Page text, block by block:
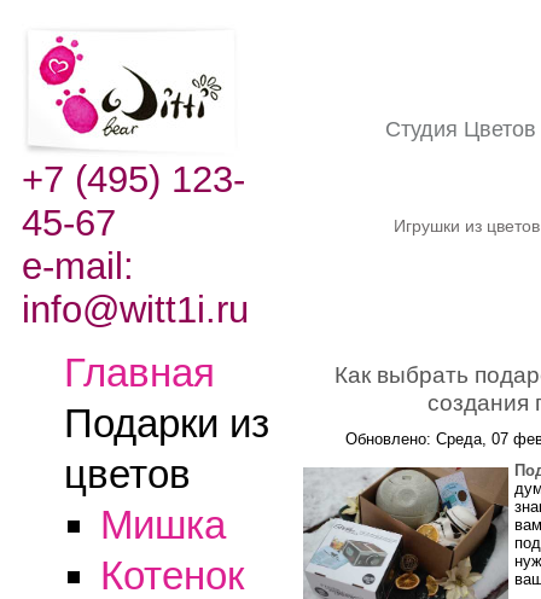
+7 (495) 123-
45-67
e-mail:
info@witt1i.ru
Студия Цветов
Игрушки из
Главная
Подарки из
цветов
Мишка
Котенок
Как выбрать
создания
Обновлено: Среда, 07